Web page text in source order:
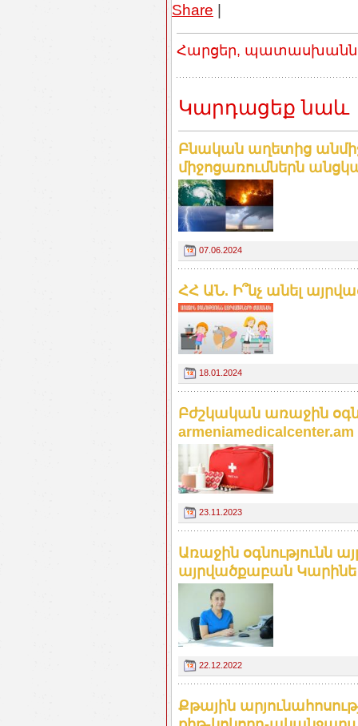
Share |
Հարցեր,
Կարդացեք նաև
Բնական աղետից
միջոցառումներն
07.06.2024
ՀՀ ԱՆ. Ի՞նչ անել
18.01.2024
Բժշկական առաջին
armeniamedicalcenter.am
23.11.2023
Առաջին օգնությունն
այրվածքաբան
22.12.2022
Քթային